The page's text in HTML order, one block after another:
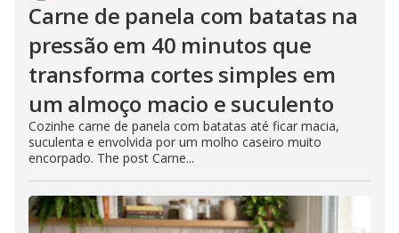
Carne de panela com batatas na
pressão em 40 minutos que
transforma cortes simples em
um almoço macio e suculento
Cozinhe carne de panela com batatas até ficar macia,
suculenta e envolvida por um molho caseiro muito
encorpado. The post Carne...